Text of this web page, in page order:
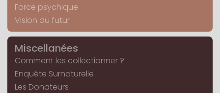
Force psychique
Vision du futur
Miscellanées
Comment les collectionner ?
Enquête Surnaturelle
Les Donateurs